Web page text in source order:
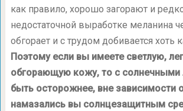
как правило, хорошо загорают и
недостаточной выработке меланина
обгорает и с трудом добивается хоть
Поэтому если вы имеете светлую,
обгорающую кожу, то с солнечными
быть осторожнее, вне зависимости
намазались вы солнцезащитным